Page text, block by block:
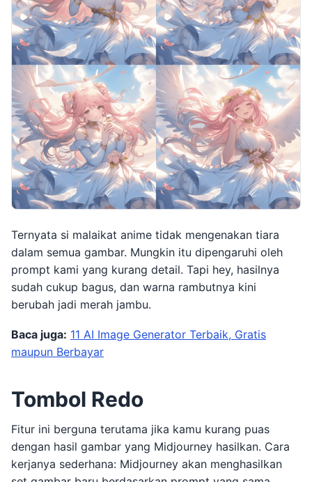
Ternyata si malaikat anime tidak mengenakan tiara
dalam semua gambar. Mungkin itu dipengaruhi oleh
prompt kami yang kurang detail. Tapi hey, hasilnya
sudah cukup bagus, dan warna rambutnya kini
berubah jadi merah jambu.
Baca juga: 11 AI Image Generator Terbaik, Gratis
maupun Berbayar
Tombol Redo
Fitur ini berguna terutama jika kamu kurang puas
dengan hasil gambar yang Midjourney hasilkan. Cara
kerjanya sederhana: Midjourney akan menghasilkan